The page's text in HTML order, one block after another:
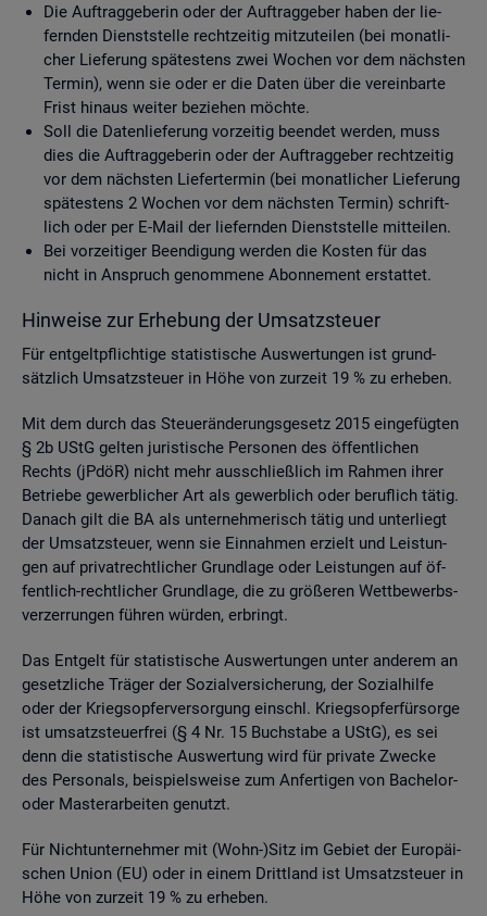
Die Auf­trag­ge­be­rin oder der Auf­trag­ge­ber haben der lie­
fern­den Dienst­stel­le recht­zei­tig mit­zu­tei­len (bei mo­nat­li­
cher Lie­fe­rung spä­tes­tens zwei Wo­chen vor dem nächs­ten
Ter­min), wenn sie oder er die Daten über die ver­ein­bar­te
Frist hin­aus wei­ter be­zie­hen möch­te.
Soll die Da­ten­lie­fe­rung vor­zei­tig be­en­det wer­den, muss
dies die Auf­trag­ge­be­rin oder der Auf­trag­ge­ber recht­zei­tig
vor dem nächs­ten Lie­fer­ter­min (bei mo­nat­li­cher Lie­fe­rung
spä­tes­tens 2 Wo­chen vor dem nächs­ten Ter­min) schrift­
lich oder per E-Mail der lie­fern­den Dienst­stel­le mit­tei­len.
Bei vor­zei­ti­ger Be­en­di­gung wer­den die Kos­ten für das
nicht in An­spruch ge­nom­me­ne Abon­ne­ment er­stat­tet.
Hin­wei­se zur Er­he­bung der Um­satz­steu­er
Für ent­gelt­pflich­ti­ge sta­tis­ti­sche Aus­wer­tun­gen ist grund­
sätz­lich Um­satz­steu­er in Höhe von zur­zeit 19 % zu er­he­ben.
Mit dem durch das Steu­er­än­de­rungs­ge­setz 2015 ein­ge­füg­ten
§ 2b UStG gel­ten ju­ris­ti­sche Per­so­nen des öf­fent­li­chen
Rechts (jPdöR) nicht mehr aus­schlie­ß­lich im Rah­men ihrer
Be­trie­be ge­werb­li­cher Art als ge­werb­lich oder be­ruf­lich tätig.
Da­nach gilt die BA als un­ter­neh­me­risch tätig und un­ter­liegt
der Um­satz­steu­er, wenn sie Ein­nah­men er­zielt und Leis­tun­
gen auf pri­vat­recht­li­cher Grund­la­ge oder Leis­tun­gen auf öf­
fent­lich-recht­li­cher Grund­la­ge, die zu grö­ße­ren Wett­be­werbs­
ver­zer­run­gen füh­ren wür­den, er­bringt.
Das Ent­gelt für sta­tis­ti­sche Aus­wer­tun­gen unter an­de­rem an
ge­setz­li­che Trä­ger der So­zi­al­ver­si­che­rung, der So­zi­al­hil­fe
oder der Kriegs­op­fer­ver­sor­gung einschl. Kriegs­op­fer­für­sor­ge
ist um­satz­steu­er­frei (§ 4 Nr. 15 Buch­sta­be a UStG), es sei
denn die sta­tis­ti­sche Aus­wer­tung wird für pri­va­te Zwe­cke
des Per­so­nals, bei­spiels­wei­se zum An­fer­ti­gen von Ba­che­lor-
oder Mas­ter­ar­bei­ten ge­nutzt.
Für Nicht­un­ter­neh­mer mit (Wohn-)Sitz im Ge­biet der Eu­ro­päi­
schen Union (EU) oder in einem Dritt­land ist Um­satz­steu­er in
Höhe von zur­zeit 19 % zu er­he­ben.